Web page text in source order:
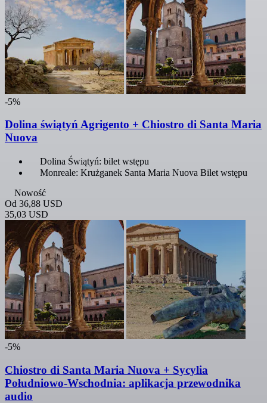
-5%
Dolina świątyń Agrigento + Chiostro di Santa Maria
Nuova
Dolina Świątyń: bilet wstępu
Monreale: Krużganek Santa Maria Nuova Bilet wstępu
Nowość
Od 36,88 USD
35,03 USD
-5%
Chiostro di Santa Maria Nuova + Sycylia
Południowo-Wschodnia: aplikacja przewodnika
audio